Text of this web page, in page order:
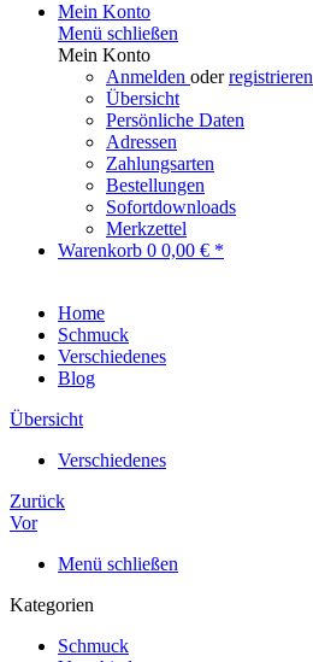
Mein Konto
Menü schließen
Mein Konto
Anmelden oderregistrieren
Übersicht
Persönliche Daten
Adressen
Zahlungsarten
Bestellungen
Sofortdownloads
Merkzettel
Warenkorb 0 0,00 € *
Home
Schmuck
Verschiedenes
Blog
Übersicht
Verschiedenes
Zurück
Vor
Menü schließen
Kategorien
Schmuck